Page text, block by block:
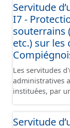
Servitude
I7 -
souterrains
etc.) sur les
Les servitudes
administratives
instituées, par
exerçant une
Servitude